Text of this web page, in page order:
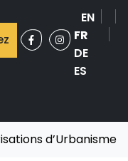
EN
FR
DE
ES
Facebook
(ouverture dans
Instagram
(ouverture
d’Urbanisme